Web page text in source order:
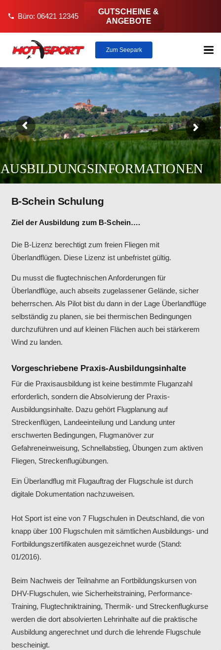
phone Büro: 06421 12345
GUTSCHEINE &
ANGEBOTE
Zum Seepark
AUSBILDUNGSINFORMATIONEN
B-Schein Schulung
Ziel der Ausbildung zum B-Schein….
Die B-Lizenz berechtigt zum freien Fliegen mit
Überlandflügen. Diese Lizenz ist unbefristet gültig.
Du musst die flugtechnischen Anforderungen für
Überlandflüge, auch abseits zugelassener Gelände, sicher
beherrschen. Als Pilot bist du dann in der Lage Überlandflüge
selbständig zu planen, sie bei thermischen Bedingungen
durchzuführen und auf kleinen Flächen auch bei stärkerem
Wind zu landen.
Vorgeschriebene Praxis-Ausbildungsinhalte
Für die Praxisausbildung ist keine bestimmte Fluganzahl
erforderlich, sondern die Absolvierung der Praxis-
Ausbildungsinhalte. Dazu gehört Flugplanung auf
Streckenflügen, Landeeinteilung und Landung unter
erschwerten Bedingungen, Flugmanöver zur
Gefahreneinweisung, Schnellabstieg, Übungen zum aktiven
Fliegen, Streckenflugübungen.
Ein Überlandflug mit Flugauftrag der Flugschule ist durch
digitale Dokumentation nachzuweisen.
Hot Sport ist eine von 7 Flugschulen in Deutschland, die von
knapp über 100 Flugschulen mit sämtlichen Ausbildungs- und
Fortbildungszertifikaten ausgezeichnet wurde (Stand:
01/2016).
Beim Nachweis der Teilnahme an Fortbildungskursen von
DHV-Flugschulen, wie Sicherheitstraining, Performance-
Training, Flugtechniktraining, Thermik- und Streckenflugkurse
werden die dort absolvierten Lehrinhalte auf die praktische
Ausbildung angerechnet und durch die lehrende Flugschule
bescheinigt.